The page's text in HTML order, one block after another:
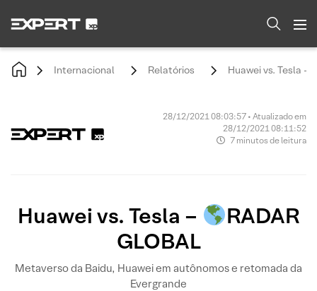
Internacional Relatórios Huawei vs. Tesla -
28/12/2021 08:03:57 • Atualizado em
28/12/2021 08:11:52
7 minutos de leitura
Huawei vs. Tesla –
RADAR
GLOBAL
Metaverso da Baidu, Huawei em autônomos e retomada da
Evergrande